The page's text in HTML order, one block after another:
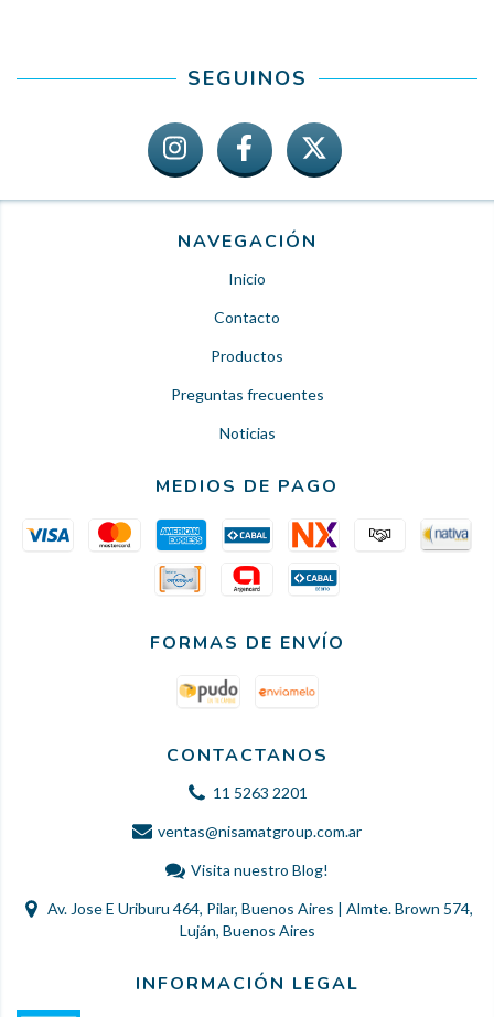
SEGUINOS
NAVEGACIÓN
Inicio
Contacto
Productos
Preguntas frecuentes
Noticias
MEDIOS DE PAGO
FORMAS DE ENVÍO
CONTACTANOS
11 5263 2201
ventas@nisamatgroup.com.ar
Visita nuestro Blog!
Av. Jose E Uriburu 464, Pilar, Buenos Aires | Almte. Brown 574,
Luján, Buenos Aires
INFORMACIÓN LEGAL